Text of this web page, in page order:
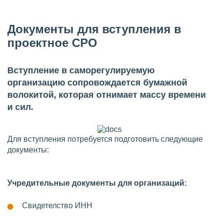
Документы для вступления в
проектное СРО
Вступление в саморегулируемую
организацию сопровождается бумажной
волокитой, которая отнимает массу времени
и сил.
Для вступления потребуется подготовить следующие
документы:
Учредительные документы для организаций:
Свидетелство ИНН